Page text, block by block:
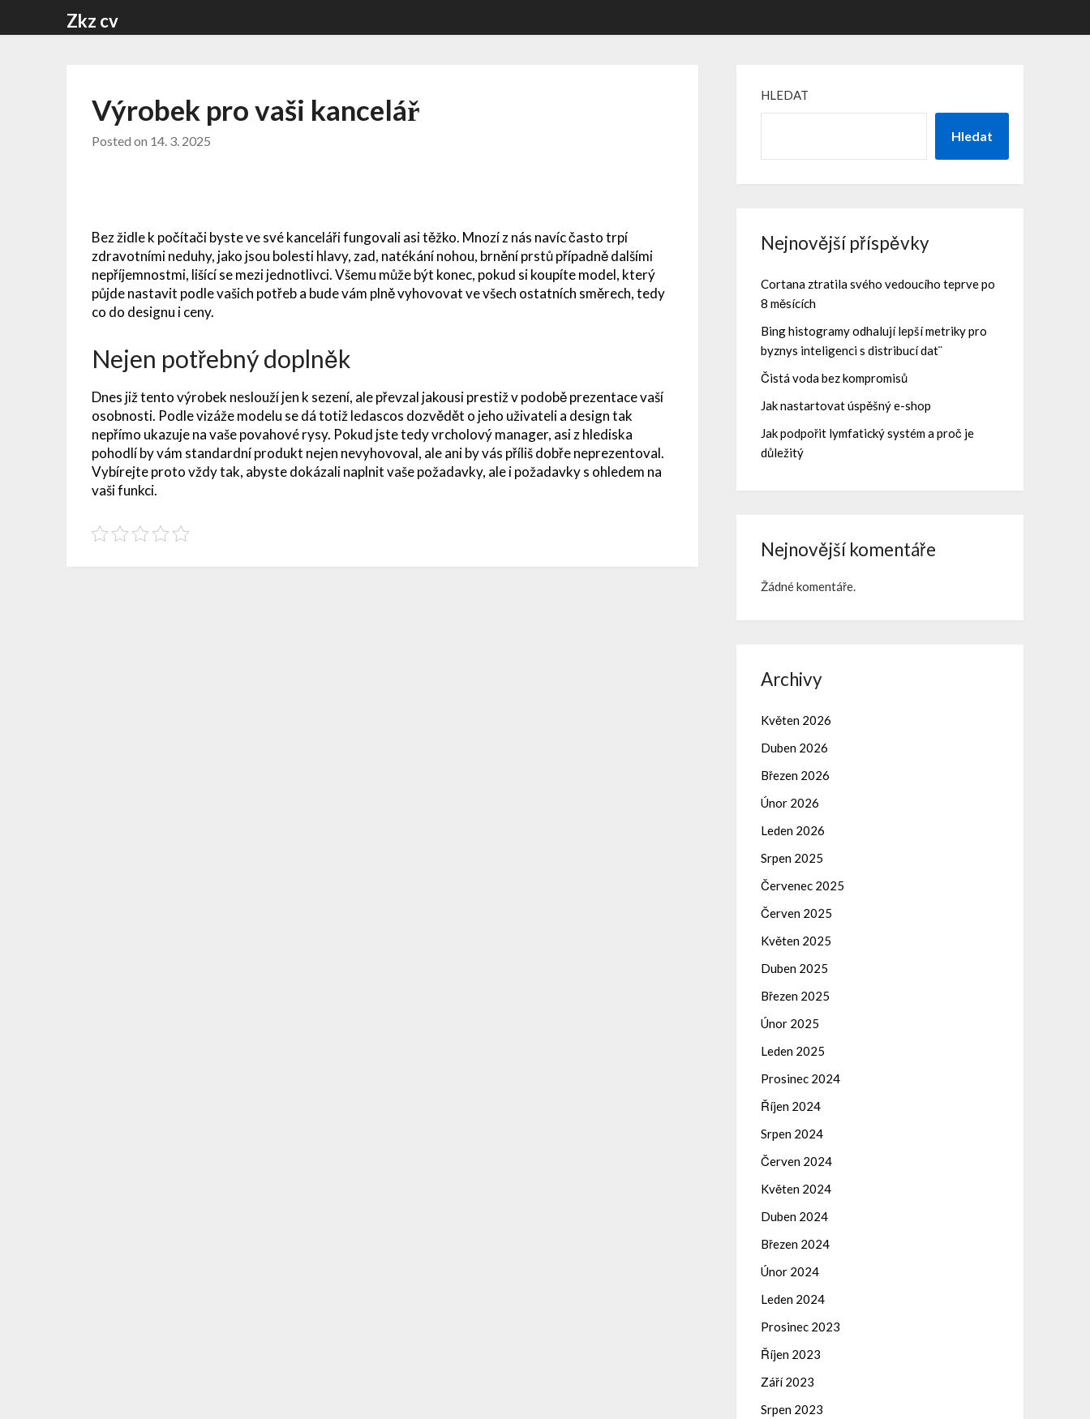
Zkz cv
Výrobek pro vaši kancelář
Posted on 14. 3. 2025
Bezžidle k počítačibyste ve své kanceláři fungovali asi těžko. Mnozí z nás navíc často trpí
zdravotními neduhy, jako jsou bolesti hlavy, zad, natékání nohou, brnění prstů případně dalšími
nepříjemnostmi, lišící se mezi jednotlivci. Všemu může být konec, pokud si koupíte model, který
půjde nastavit podle vašich potřeb a bude vám plně vyhovovat ve všech ostatních směrech, tedy
co do designu i ceny.
Nejen potřebný doplněk
Dnes již tento výrobek neslouží jen k sezení, ale převzal jakousi prestiž v podobě prezentace vaší
osobnosti. Podle vizáže modelu se dá totiž ledascos dozvědět o jeho uživateli a design tak
nepřímo ukazuje na vaše povahové rysy. Pokud jste tedy vrcholový manager, asi z hlediska
pohodlí by vám standardní produkt nejen nevyhovoval, ale ani by vás příliš dobře neprezentoval.
Vybírejte proto vždy tak, abyste dokázali naplnit vaše požadavky, ale i požadavky s ohledem na
vaši funkci.
HLEDAT
Hledat
Nejnovější příspěvky
Cortana ztratila svého vedoucího teprve po
8 měsících
Bing histogramy odhalují lepší metriky pro
byznys inteligenci s distribucí dat¨
Čistá voda bez kompromisů
Jak nastartovat úspěšný e-shop
Jak podpořit lymfatický systém a proč je
důležitý
Nejnovější komentáře
Žádné komentáře.
Archivy
Květen 2026
Duben 2026
Březen 2026
Únor 2026
Leden 2026
Srpen 2025
Červenec 2025
Červen 2025
Květen 2025
Duben 2025
Březen 2025
Únor 2025
Leden 2025
Prosinec 2024
Říjen 2024
Srpen 2024
Červen 2024
Květen 2024
Duben 2024
Březen 2024
Únor 2024
Leden 2024
Prosinec 2023
Říjen 2023
Září 2023
Srpen 2023